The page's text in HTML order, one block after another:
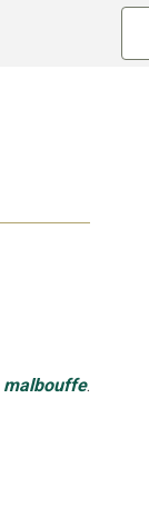
malbouffe.